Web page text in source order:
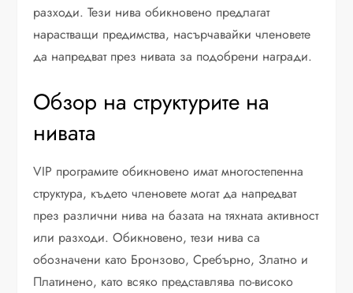
разходи. Тези нива обикновено предлагат
нарастващи предимства, насърчавайки членовете
да напредват през нивата за подобрени награди.
Обзор на структурите на
нивата
VIP програмите обикновено имат многостепенна
структура, където членовете могат да напредват
през различни нива на базата на тяхната активност
или разходи. Обикновено, тези нива са
обозначени като Бронзово, Сребърно, Златно и
Платинено, като всяко представлява по-високо